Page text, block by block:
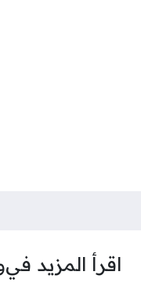
اقرأ المزيد في